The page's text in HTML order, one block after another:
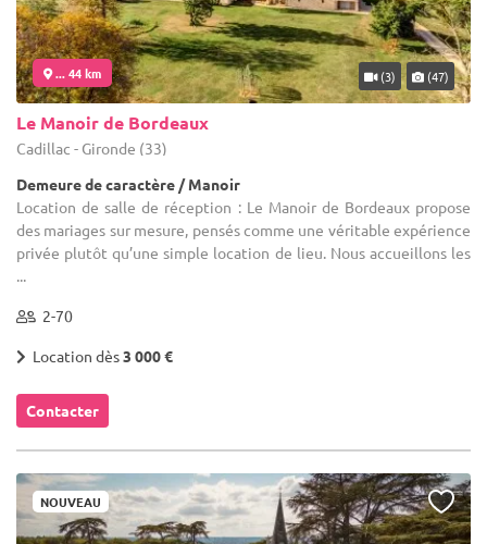
... 44 km (3) (47)
Le Manoir de Bordeaux
Cadillac - Gironde (33)
Demeure de caractère / Manoir
Location de salle de réception : Le Manoir de Bordeaux propose
des mariages sur mesure, pensés comme une véritable expérience
privée plutôt qu’une simple location de lieu. Nous accueillons les
...
2-70
Location dès3 000 €
Contacter
NOUVEAU